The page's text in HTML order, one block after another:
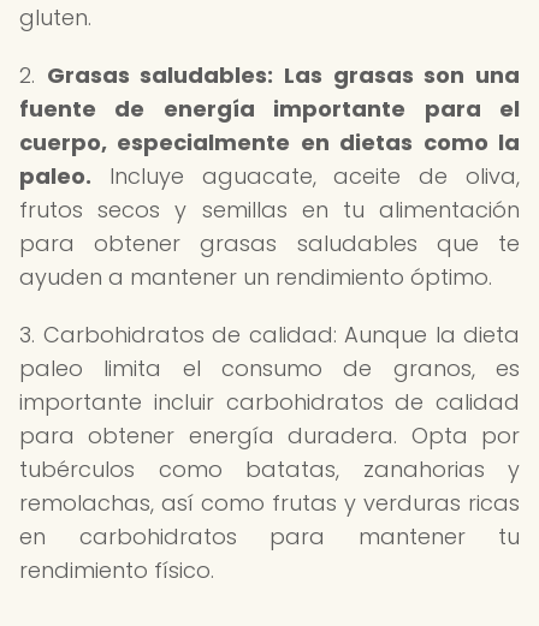
gluten.
2. Grasas saludables: Las grasas son una
fuente de energía importante para el
cuerpo, especialmente en dietas como la
paleo. Incluye aguacate, aceite de oliva,
frutos secos y semillas en tu alimentación
para obtener grasas saludables que te
ayuden a mantener un rendimiento óptimo.
3. Carbohidratos de calidad: Aunque la dieta
paleo limita el consumo de granos, es
importante incluir carbohidratos de calidad
para obtener energía duradera. Opta por
tubérculos como batatas, zanahorias y
remolachas, así como frutas y verduras ricas
en carbohidratos para mantener tu
rendimiento físico.